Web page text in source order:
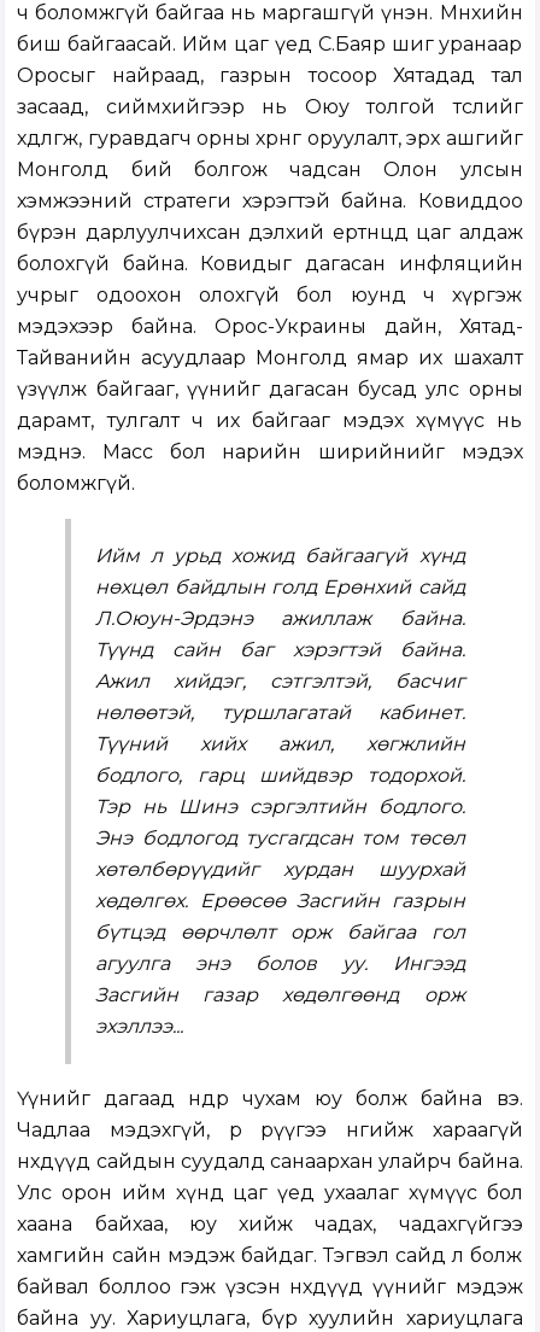
ч боломжгүй байгаа нь маргашгүй үнэн. Мөнхийн
биш байгаасай. Ийм цаг үед С.Баяр шиг уранаар
Оросыг найраад, газрын тосоор Хятадад тал
засаад, сиймхийгээр нь Оюу толгой төслийг
хөдөлгөж, гуравдагч орны хөрөнгө оруулалт, эрх ашгийг
Монголд бий болгож чадсан Олон улсын
хэмжээний стратеги хэрэгтэй байна. Ковиддоо
бүрэн дарлуулчихсан дэлхий ертөнцөд цаг алдаж
болохгүй байна. Ковидыг дагасан инфляцийн
учрыг одоохон олохгүй бол юунд ч хүргэж
мэдэхээр байна. Орос-Украины дайн, Хятад-
Тайванийн асуудлаар Монголд ямар их шахалт
үзүүлж байгааг, үүнийг дагасан бусад улс орны
дарамт, тулгалт ч их байгааг мэдэх хүмүүс нь
мэднэ. Масс бол нарийн ширийнийг мэдэх
боломжгүй.
Ийм л урьд хожид байгаагүй хүнд
нөхцөл байдлын голд Ерөнхий сайд
Л.Оюун-Эрдэнэ ажиллаж байна.
Түүнд сайн баг хэрэгтэй байна.
Ажил хийдэг, сэтгэлтэй, басчиг
нөлөөтэй, туршлагатай кабинет.
Түүний хийх ажил, хөгжлийн
бодлого, гарц шийдвэр тодорхой.
Тэр нь Шинэ сэргэлтийн бодлого.
Энэ бодлогод тусгагдсан том төсөл
хөтөлбөрүүдийг хурдан шуурхай
хөдөлгөх. Ерөөсөө Засгийн газрын
бүтцэд өөрчлөлт орж байгаа гол
агуулга энэ болов уу. Ингээд
Засгийн газар хөдөлгөөнд орж
эхэллээ...
Үүнийг дагаад өнөөдөр чухам юу болж байна вэ.
Чадлаа мэдэхгүй, өөр рүүгээ өнгийж хараагүй
нөхдүүд сайдын суудалд санаархан улайрч байна.
Улс орон ийм хүнд цаг үед ухаалаг хүмүүс бол
хаана байхаа, юу хийж чадах, чадахгүйгээ
хамгийн сайн мэдэж байдаг. Тэгвэл сайд л болж
байвал боллоо гэж үзсэн нөхдүүд үүнийг мэдэж
байна уу. Хариуцлага, бүр хуулийн хариуцлага